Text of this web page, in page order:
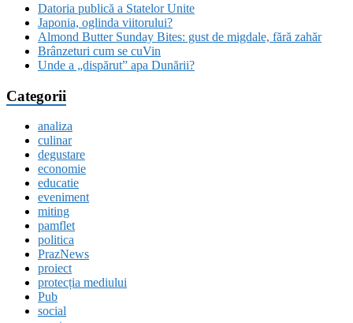
Datoria publică a Statelor Unite
Japonia, oglinda viitorului?
Almond Butter Sunday Bites: gust de migdale, fără zahăr
Brânzeturi cum se cuVin
Unde a „dispărut” apa Dunării?
Categorii
analiza
culinar
degustare
economie
educatie
eveniment
miting
pamflet
politica
PrazNews
proiect
protecția mediului
Pub
social